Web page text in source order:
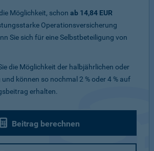
Möglichkeit, schon ab 14,84 EUR
Operationsversicherung
Sie sich für eine Selbstbeteiligung von
die Möglichkeit der halbjährlichen oder
können so nochmal 2 % oder 4 % auf
erhalten.
Beitrag berechnen